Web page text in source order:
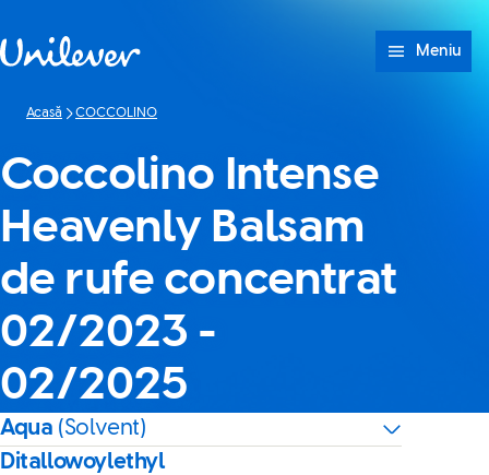
Meniu
Acasă COCCOLINO
Coccolino Intense
Heavenly Balsam
de rufe concentrat
02/2023 -
02/2025
Aqua (Solvent)
Ditallowoylethyl